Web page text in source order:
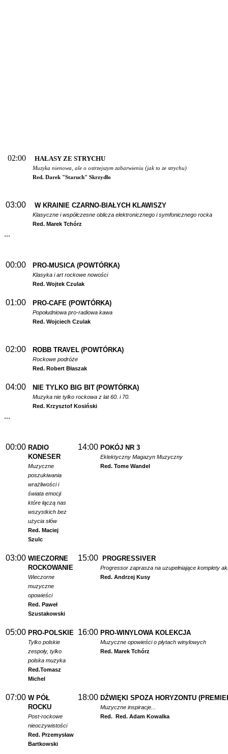
02:00 HAŁASY ZE STRYCHU
Muzyka nienowa, ale o ostrzejszym zabarwieniu (jak to ze strychu)
Red. Darek "Staruch" Skrzydło
03:00 W KRAINIE CZARNO-BIAŁYCH KLAWISZY
Klasyczne i współczesne oblicza elektronicznego i symfonicznego rocka
Red. Marek Tchórz
...
00:00 PRO-MUSICA (POWTÓRKA)
Klasyka i art rockowe nowości
Red. Wojtek Czulak
01:00 PRO-CAFE (POWTÓRKA)
Popołudniowa pro-radiowa kawa
Red. Wojciech Czulak
02:00 ROBB TRAVEL (POWTÓRKA)
Rockowe podróże
Red. Robert Błaszak
04:00 NIE TYLKO BIG BIT (POWTÓRKA)
Muzyka nie tylko rockowa z lat 60. i 70.
Red. Krzysztof Kosiński
...
00:00 RADIO
KONESER
Muzyczne
poszukiwania
wrażliwości i
świata emocji
które łączą nas
wszystkich bez
użycia słów
Red. Maciej
Szulc
14:00 POKÓJ NR 3
Eklektyczny Magazyn Muzyczny
Red. Tome Wandel
03:00 WIECZORNE
ROCKOWANIE
Wieczorne
muzyczne
opowieści
Red. Paweł
Szustakowski
15:00 PROGRESSIVER
Progressor zaprasza na uzupełniające komplety
Red. Andrzej Kusy
05:00 PRO-POLSKIE
Tylko polskie
zespoły, tylko
polska muzyka
Red.Tomasz
Michel
16:00 PRO-WINYLOWA KOLEKCJA
Muzyczne opowieści o płytach winylowych
Red. Marek Tchórz
07:00 W PÓŁ
ROCKU
Post-rockowe
nieoczywistości
Red. Przemysław
Bartkowski
18:00 DŹWIĘKI SPOZA HORYZONTU
Muzyczne inspiracje...
Red. Red. Adam Kowalka